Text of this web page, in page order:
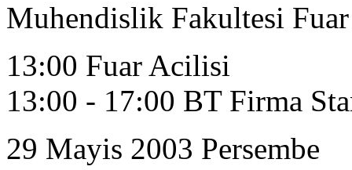
Muhendislik Fakultesi
13:00 Fuar Acilisi
13:00 - 17:00 BT Firma
29 Mayis 2003 Persembe